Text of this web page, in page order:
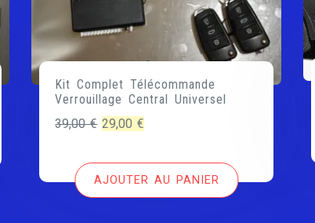
Kit Complet Télécommande
Verrouillage Central Universel
39,00€ Le
initial
était :
29,00€
actuel
est :
AJOUTER AU PANIER